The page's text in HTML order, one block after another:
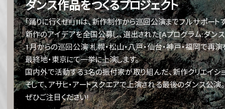
ダンス作品をつくるプロジェクト
「踊りに行くぜ!!」IIは、新作制作から巡回公演までフルサポート
新作のアイデアを全国公募し、選出された[Aプログラム:ダン
1月からの巡回公演 札幌・松山・八戸・仙台・神戸・福岡で再演
最終地・東京にて一挙に上演します。
国内外で活動する3名の振付家が取り組んだ、新作クリエイシ
そして、アサヒ・アートスクエアで上演される最後のダンス公演。
ぜひご注目ください!